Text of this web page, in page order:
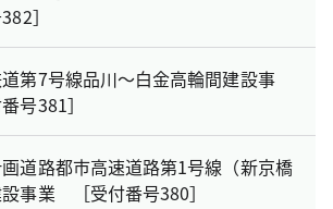
］
第7号線品川～白金高輪間建設事
号381］
道路都市高速道路第1号線（新京橋
事業 ［受付番号380］